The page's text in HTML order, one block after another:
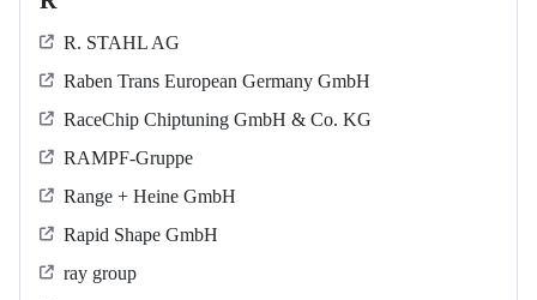
R. STAHL AG
Raben Trans European Germany GmbH
RaceChip Chiptuning GmbH & Co. KG
RAMPF-Gruppe
Range + Heine GmbH
Rapid Shape GmbH
ray group